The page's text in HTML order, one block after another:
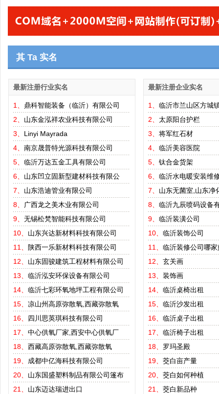
其 Ta 实名
最新注册行业实名
1、 鼎科智能装备（临沂）有限公司
2、 山东金泓祥农业科技有限公司
3、 Linyi Mayrada
4、 南京晟普特光源科技有限公司
5、 临沂万达五金工具有限公司
6、 山东凹立固新型建材科技有限公
7、 山东浩迪管业有限公司
8、
广西龙之美木业有限公司
9、 无锡松梵智能科技有限公司
10、 山东兴达新材料科技有限公司
11、
陕西一乐新材料科技有限公司
12、 山东固骏建筑工程材料有限公司
13、 临沂泓安环保设备有限公司
14、 临沂七彩环氧地坪工程有限公司
15、 凉山州高原弥散氧,西藏弥散氧
16、 四川思英琪科技有限公司
17、 中心供氧厂家,西安中心供氧厂
18、 西藏高原弥散氧,西藏弥散氧
19、 成都中亿海科技有限公司
20、 山东国盛塑料制品有限公司篷布
21、 山东迈达瑞进出口
最新注册企业实名
1、 临沂市兰山区方城
2、 太原阳台护栏
3、 将军红石材
4、 临沂美容医院
5、 钛合金货架
6、 临沂水电暖安装维
7、 山东无菌室,山东净
8、 临沂九辰喷码设备
9、 临沂装潢公司
10、 临沂装饰公司
11、 临沂装修公司哪家
12、 玄关画
13、 装饰画
14、 临沂桌椅出租
15、 临沂沙发出租
16、 临沂桌子出租
17、 临沂椅子出租
18、 罗玛圣殿
19、 茭白亩产量
20、 茭白如何种植
21、 茭白新品种